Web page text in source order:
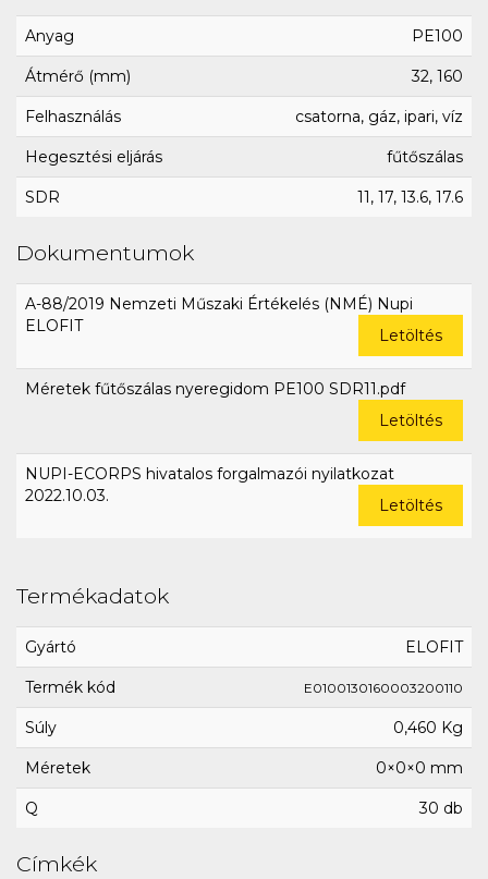
Anyag PE100
Átmérő (mm) 32, 160
Felhasználás csatorna, gáz, ipari, víz
Hegesztési eljárás fűtőszálas
SDR 11, 17, 13.6, 17.6
Dokumentumok
A-88/2019 Nemzeti Műszaki Értékelés (NMÉ) Nupi
ELOFIT
Letöltés
Méretek fűtőszálas nyeregidom PE100 SDR11.pdf
Letöltés
NUPI-ECORPS hivatalos forgalmazói nyilatkozat
2022.10.03.
Letöltés
Termékadatok
Gyártó ELOFIT
Termék kód E0100130160003200110
Súly 0,460 Kg
Méretek 0×0×0 mm
Q 30 db
Címkék